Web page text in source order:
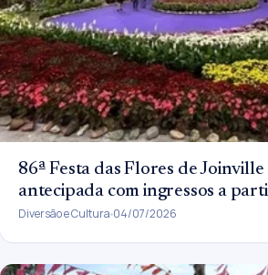
86ª Festa das Flores de
antecipada com ingressos a
Diversão e Cultura 04/07/2026